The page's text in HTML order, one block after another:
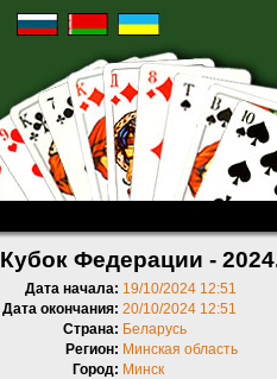
Кубок Федерации -
Дата начала: 19/10/2024 12:51
Дата окончания: 20/10/2024 12:51
Страна: Беларусь
Регион: Минская область
Город: Минск